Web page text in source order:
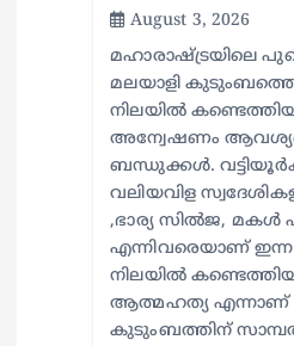
August 3, 2026
മഹാരാഷ്ട്രയിലെ
മലയാളി കുടുംബത്തെ
നിലയിൽ
അന്വേഷണം
ബന്ധുക്കൾ.
വലിയവിള
,ഭാര്യ സിൽജ, മകൾ
എന്നിവരെയാണ്
നിലയിൽ
ആത്മഹത്യ
കുടുംബത്തിന്